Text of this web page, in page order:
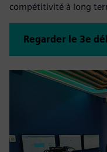
compétitivité à long
Regarder le 3e